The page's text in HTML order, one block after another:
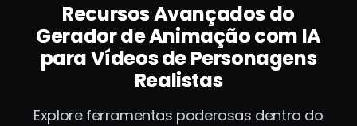
Recursos Avançados do
Gerador de Animação com IA
para Vídeos de Personagens
Realistas
Explore ferramentas poderosas dentro do